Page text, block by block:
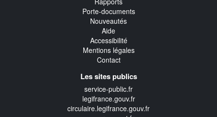
Porte-documents
Nouveautés
Aide
Accessibilité
Mentions légales
Contact
Les sites publics
service-public.fr
legifrance.gouv.fr
circulaire.legifrance.gouv.fr